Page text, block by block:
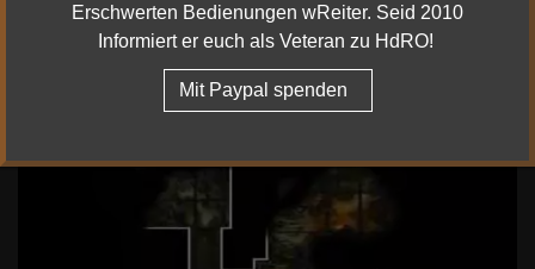
Erschwerten Bedienungen wReiter. Seid 2010
Informiert er euch als Veteran zu HdRO!
Mit Paypal spenden